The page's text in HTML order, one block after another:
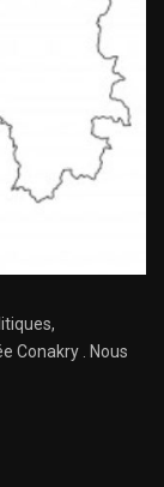
Conakry . Nous